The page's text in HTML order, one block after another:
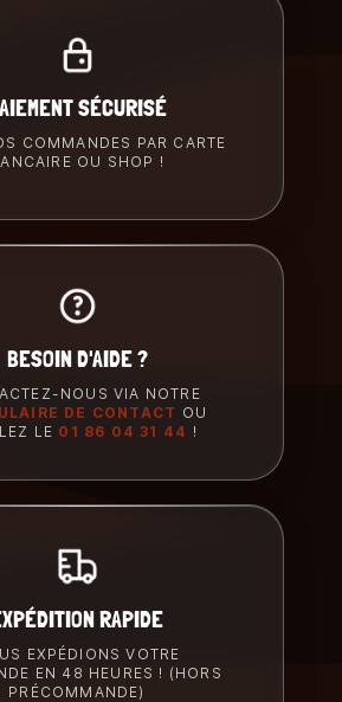
SÉCURISÉ
COMMANDES PAR CARTE
OU SHOP !
BESOIN D'AIDE ?
NOUS VIA NOTRE
DE CONTACT OU
LE 01 86 04 31 44 !
RAPIDE
EXPÉDIONS VOTRE
EN 48 HEURES ! (HORS
PRÉCOMMANDE)